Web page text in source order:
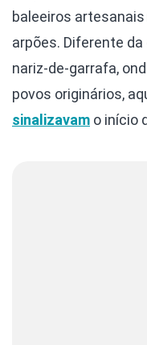
baleeiros
arpões. Diferente
nariz-de-garrafa,
povos originários,
sinalizavam o início